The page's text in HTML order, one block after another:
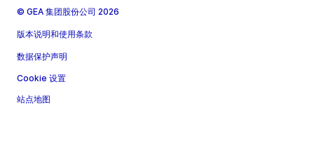
© GEA 集团股份公司 2026
版本说明和使用条款
数据保护声明
Cookie 设置
站点地图